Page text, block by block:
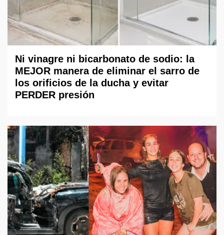
Ni vinagre ni bicarbonato de sodio: la
MEJOR manera de eliminar el sarro de
los orificios de la ducha y evitar
PERDER presión